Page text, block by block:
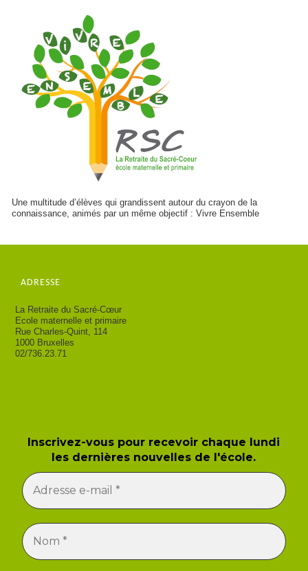
Une multitude d’élèves qui grandissent autour du crayon de la
connaissance, animés par un même objectif : Vivre Ensemble
ADRESSE
La Retraite du Sacré-Cœur
Ecole maternelle et primaire
Rue Charles-Quint, 114
1000 Bruxelles
02/736.23.71
Inscrivez-vous pour recevoir chaque lundi
les dernières nouvelles de l'école.